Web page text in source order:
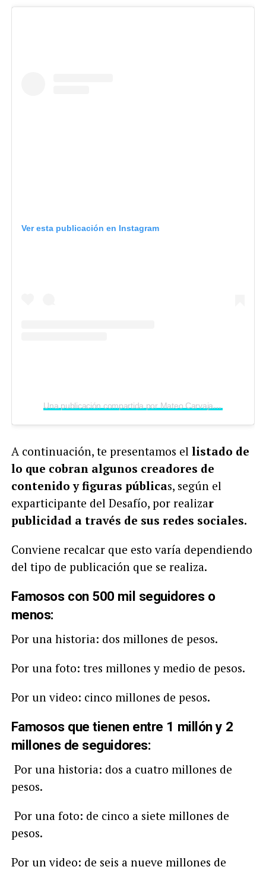
Ver esta publicación en Instagram
Una publicación compartida por Mateo Carvajal (@mateoc17)
A continuación, te presentamos el listado de
lo que cobran algunos creadores de
contenido y figuras públicas, según el
exparticipante del Desafío, por realizar
publicidad a través de sus redes sociales.
Conviene recalcar que esto varía dependiendo
del tipo de publicación que se realiza.
Famosos con 500 mil seguidores o
menos:
Por una historia: dos millones de pesos.
Por una foto: tres millones y medio de pesos.
Por un video: cinco millones de pesos.
Famosos que tienen entre 1 millón y 2
millones de seguidores:
Por una historia: dos a cuatro millones de
pesos.
Por una foto: de cinco a siete millones de
pesos.
Por un video: de seis a nueve millones de